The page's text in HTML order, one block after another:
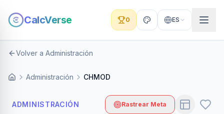
CalcVerse 0 ES
Volver a Administración
Administración CHMOD
ADMINISTRACIÓN Rastrear Meta